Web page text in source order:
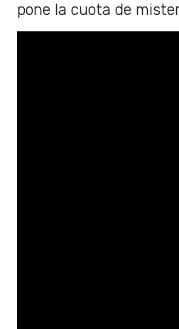
pone la cuota de